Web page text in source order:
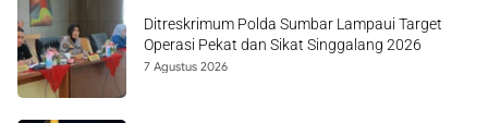
Ditreskrimum Polda Sumbar Lampaui Target
Operasi Pekat dan Sikat Singgalang 2026
7 Agustus 2026